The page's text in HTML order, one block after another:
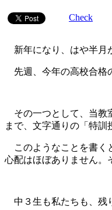
Check
新年になり、はや半月
先週、今年の高校合格
その一つとして、当教
まで、文字通りの「特訓
このようなことを書く
心配はほぼありません。
中３生も私たちも、残